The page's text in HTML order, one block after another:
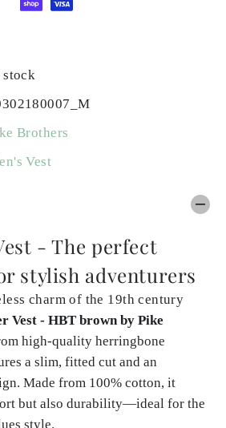
stock
Brothers
Vest
- The perfect
stylish adventurers
charm of the 19th century
Vest - HBT brown by Pike
high-quality herringbone
a slim, fitted cut and an
Made from 100% cotton, it
but also durability—ideal for the
​​style.